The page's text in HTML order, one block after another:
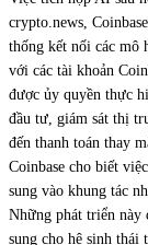
crypto.news,
thống kết nối các mô
với các tài khoản
được ủy quyền thực
đầu tư, giám sát thị
đến thanh toán thay
Coinbase cho biết
sung vào khung tác
Những phát triển này
sung cho hệ sinh thái